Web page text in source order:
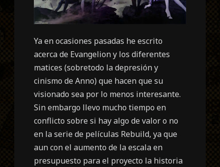
Ya en ocasiones pasadas he escrito
acerca de Evangelion y los diferentes
matices (sobretodo la depresión y
cinismo de Anno) que hacen que su
visionado sea por lo menos interesante.
Sin embargo llevo mucho tiempo en
conflicto sobre si hay algo de valor o no
en la serie de películas Rebuild, ya que
aun con el aumento de la escala en
presupuesto para el proyecto la historia